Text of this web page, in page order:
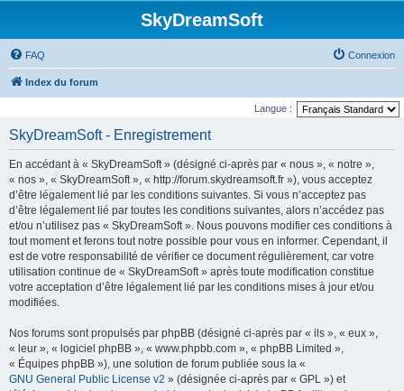
SkyDreamSoft
FAQ Connexion
Index du forum
Langue :
SkyDreamSoft - Enregistrement
En accédant à « SkyDreamSoft » (désigné ci-après par « nous », « notre »,
« nos », « SkyDreamSoft », « http://forum.skydreamsoft.fr »), vous acceptez
d’être légalement lié par les conditions suivantes. Si vous n’acceptez pas
d’être légalement lié par toutes les conditions suivantes, alors n’accédez pas
et/ou n’utilisez pas « SkyDreamSoft ». Nous pouvons modifier ces conditions à
tout moment et ferons tout notre possible pour vous en informer. Cependant, il
est de votre responsabilité de vérifier ce document régulièrement, car votre
utilisation continue de « SkyDreamSoft » après toute modification constitue
votre acceptation d’être légalement lié par les conditions mises à jour et/ou
modifiées.
Nos forums sont propulsés par phpBB (désigné ci-après par « ils », « eux »,
« leur », « logiciel phpBB », « www.phpbb.com », « phpBB Limited »,
« Équipes phpBB »), une solution de forum publiée sous la «
GNU General Public License v2 » (désignée ci-après par « GPL ») et